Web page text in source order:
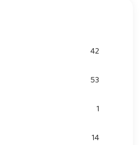
42
53
1
14